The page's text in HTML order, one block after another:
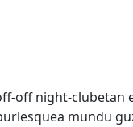
off night-clubetan
mundu